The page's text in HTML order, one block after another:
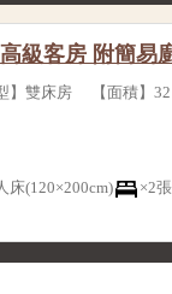
級客房 附簡易
型】雙床房 【面積】
床(120×200cm)
×2